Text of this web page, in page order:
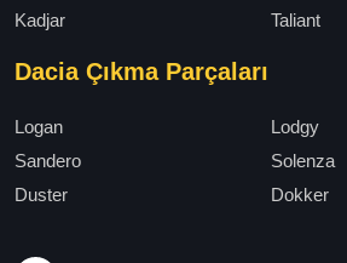
Kadjar
Taliant
Dacia Çıkma Parçaları
Logan
Lodgy
Sandero
Solenza
Duster
Dokker